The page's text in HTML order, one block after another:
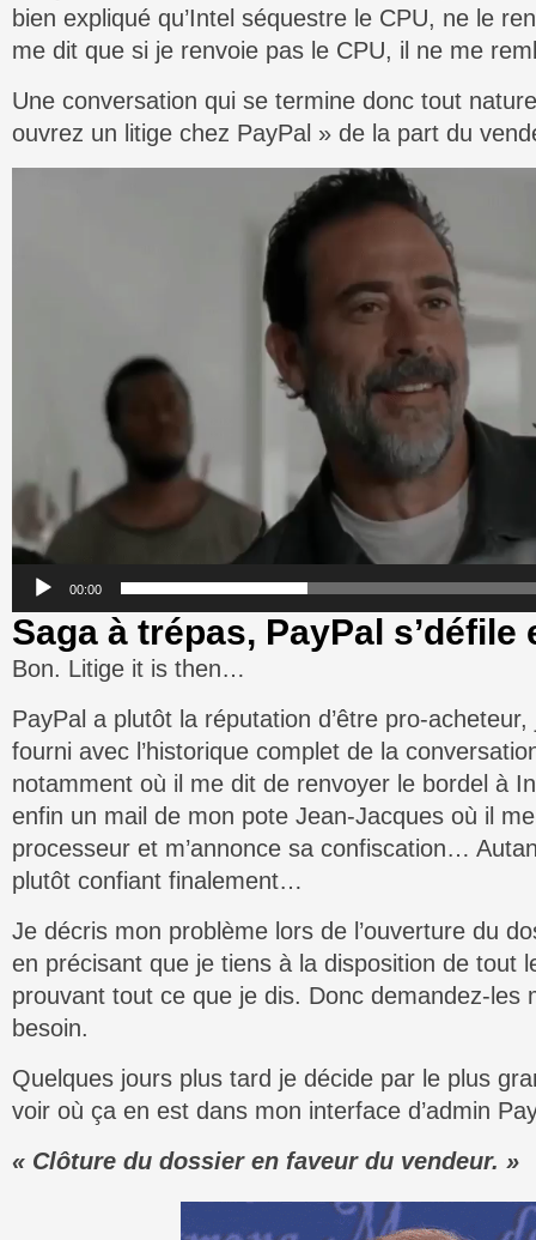
bien expliqué qu’Intel séquestre le CPU, ne le
me dit que si je renvoie pas le CPU, il ne me
Une conversation qui se termine donc tout
ouvrez un litige chez PayPal » de la part du
00:00
Saga à trépas, PayPal s’défile
Bon. Litige it is then…
PayPal a plutôt la réputation d’être pro-acheteur,
fourni avec l’historique complet de la
notamment où il me dit de renvoyer le bordel à
enfin un mail de mon pote Jean-Jacques où il
processeur et m’annonce sa confiscation…
plutôt confiant finalement…
Je décris mon problème lors de l’ouverture du
en précisant que je tiens à la disposition de tout
prouvant tout ce que je dis. Donc demandez-les
besoin.
Quelques jours plus tard je décide par le plus
voir où ça en est dans mon interface d’admin
« Clôture du dossier en faveur du vendeur. »